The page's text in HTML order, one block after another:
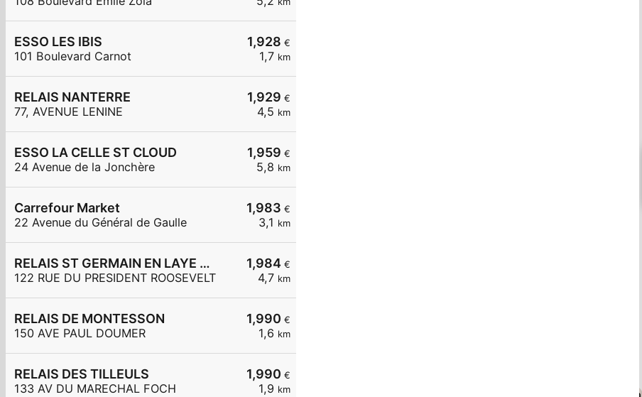
1,928 €
1,7 km
ESSO LES IBIS
101 Boulevard Carnot
1,929 €
4,5 km
RELAIS NANTERRE
77, AVENUE LENINE
1,959 €
5,8 km
ESSO LA CELLE ST CLOUD
24 Avenue de la Jonchère
1,983 €
3,1 km
Carrefour Market
22 Avenue du Général de Gaulle
1,984 €
4,7 km
RELAIS ST GERMAIN EN LAYE ROOSEVELT
122 RUE DU PRESIDENT ROOSEVELT
1,990 €
1,6 km
RELAIS DE MONTESSON
150 AVE PAUL DOUMER
1,990 €
1,9 km
RELAIS DES TILLEULS
133 AV DU MARECHAL FOCH